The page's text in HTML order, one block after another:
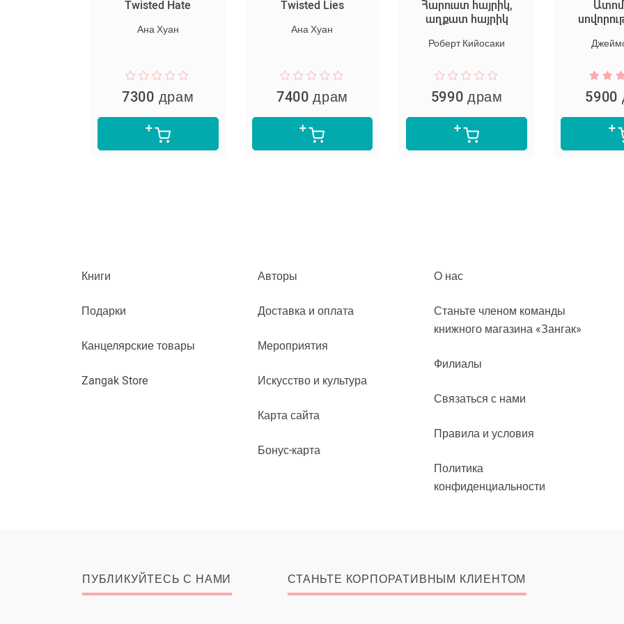
Twisted Hate
Ана Хуан
7300 драм
Twisted Lies
Ана Хуан
7400 драм
Հարուստ հայրիկ,
աղքատ հայրիկ
Роберт Кийосаки
5990 драм 5900
Книги
Подарки
Канцелярские товары
Zangak Store
Авторы
Доставка и оплата
Мероприятия
Искусство и культура
Карта сайта
Бонус-карта
О нас
Станьте членом команды
книжного магазина «Зангак»
Филиалы
Связаться с нами
Правила и условия
Политика
конфиденциальности
ПУБЛИКУЙТЕСЬ С НАМИ СТАНЬТЕ КОРПОРАТИВНЫМ КЛИЕНТОМ